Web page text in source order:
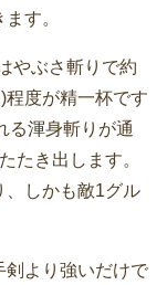
す。
やぶさ斬りで約
程度が精一杯です
る渾身斬りが通
たき出します。
、しかも敵1グル
剣より強いだけで